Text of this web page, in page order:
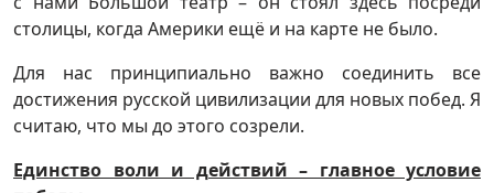
столицы, когда Америки ещё и на карте не было.
Для нас принципиально важно соединить все
достижения русской цивилизации для новых побед. Я
считаю, что мы до этого созрели.
Единство воли и действий – главное условие